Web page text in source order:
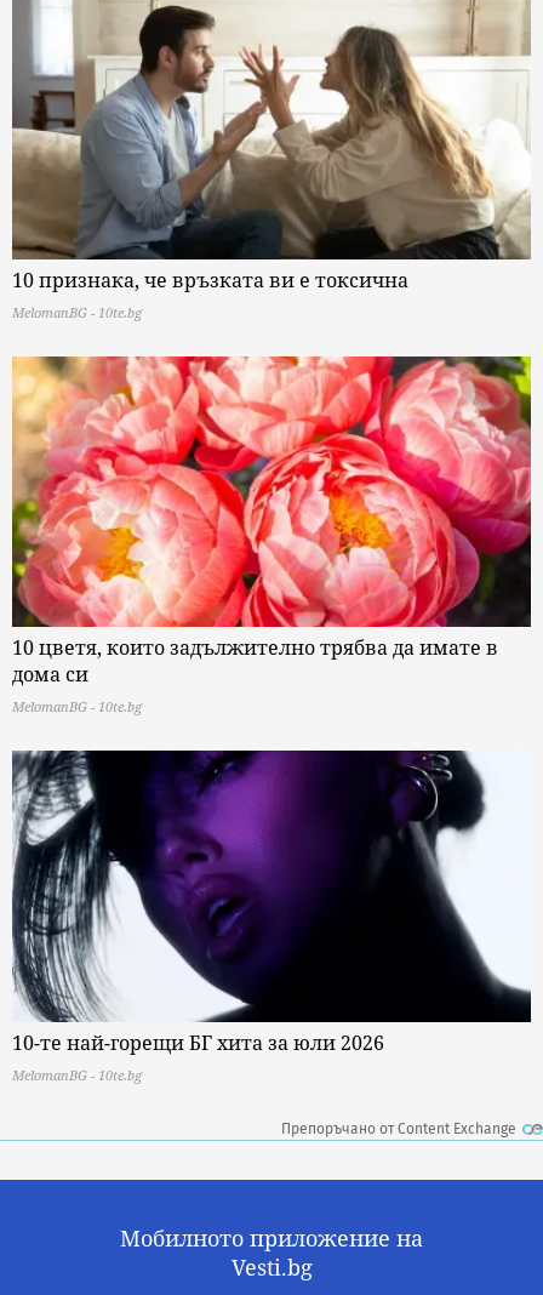
10 признака, че връзката ви е токсична
MelomanBG - 10te.bg
10 цветя, които задължително трябва да имате в
дома си
MelomanBG - 10te.bg
10-те най-горещи БГ хита за юли 2026
MelomanBG - 10te.bg
Препоръчано от Content Exchange
Мобилното приложение на
Vesti.bg